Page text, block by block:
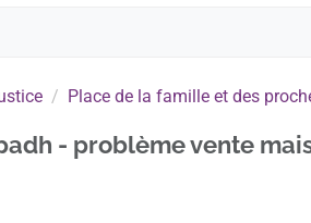
Place de la famille et des
- problème vente